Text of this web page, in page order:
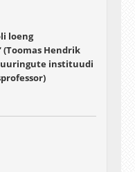
loeng
Hendrik
instituudi